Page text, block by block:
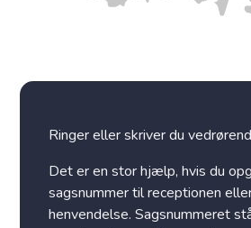
Ringer eller skriver du
Det er en stor hjælp, hvis du
sagsnummer til receptionen
henvendelse. Sagsnummeret